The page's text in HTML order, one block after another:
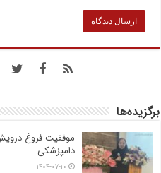
برگزیده‌ها
موفقیت فروغ درویش
دامپزشکی
۱۴۰۴-۰۷-۱۰